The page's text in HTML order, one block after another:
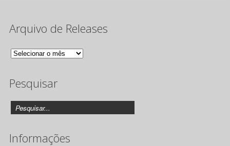
Arquivo de Releases
Arquivo
Releases
Pesquisar
Informações